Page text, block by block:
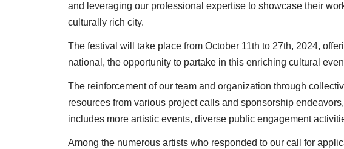
and leveraging our professional expertise to showcase their
culturally rich city.
The festival will take place from October 11th to 27th, 2024,
national, the opportunity to partake in this enriching cultural
The reinforcement of our team and organization through
resources from various project calls and sponsorship
includes more artistic events, diverse public engagement
Among the numerous artists who responded to our call for